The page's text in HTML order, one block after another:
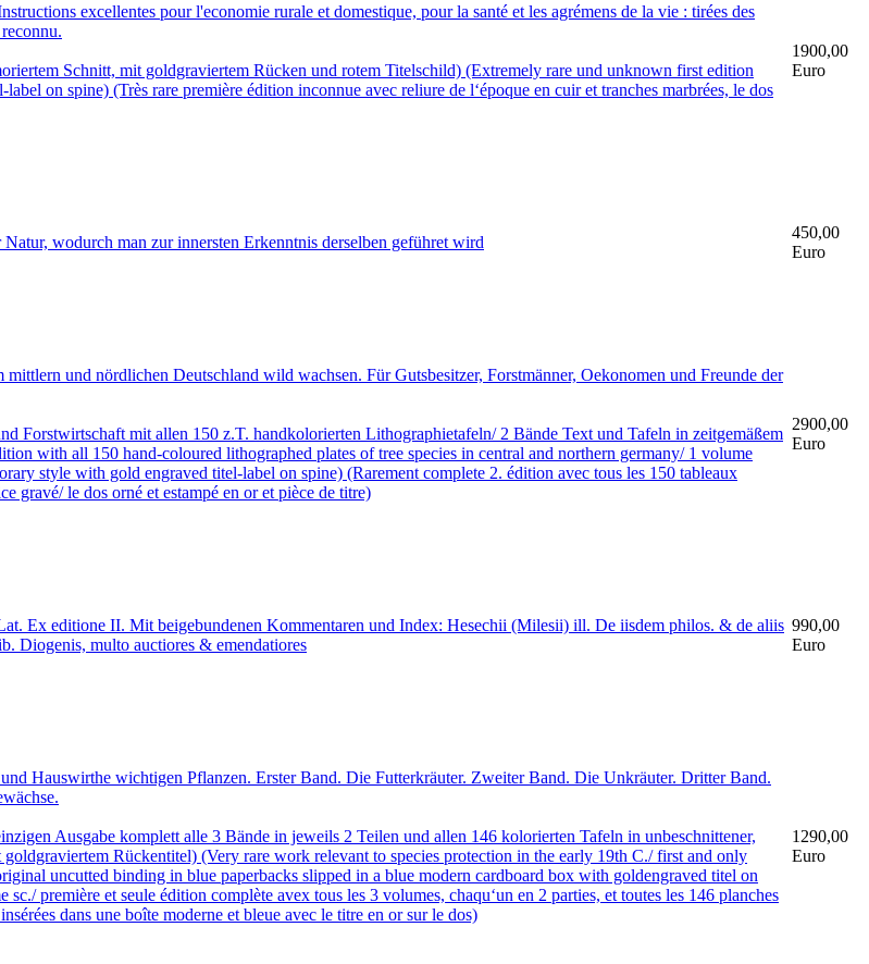
excellentes pour l'economie rurale et domestique, pour la santé et les agrémens de la vie : tirées des
Schnitt, mit goldgraviertem Rücken und rotem Titelschild) (Extremely rare und unknown first edition
on spine) (Très rare première édition inconnue avec reliure de l‘époque en cuir et tranches marbrées, le dos
1900,00
Euro
wodurch man zur innersten Erkenntnis derselben geführet wird
450,00
Euro
und nördlichen Deutschland wild wachsen. Für Gutsbesitzer, Forstmänner, Oekonomen und Freunde der
Forstwirtschaft mit allen 150 z.T. handkolorierten Lithographietafeln/ 2 Bände Text und Tafeln in zeitgemäßem
with all 150 hand-coloured lithographed plates of tree species in central and northern germany/ 1 volume
style with gold engraved titel-label on spine) (Rarement complete 2. édition avec tous les 150 tableaux
gravé/ le dos orné et estampé en or et pièce de titre)
2900,00
Euro
Ex editione II. Mit beigebundenen Kommentaren und Index: Hesechii (Milesii) ill. De iisdem philos. & de aliis
Diogenis, multo auctiores & emendatiores
990,00
Euro
Hauswirthe wichtigen Pflanzen. Erster Band. Die Futterkräuter. Zweiter Band. Die Unkräuter. Dritter Band.
Ausgabe komplett alle 3 Bände in jeweils 2 Teilen und allen 146 kolorierten Tafeln in unbeschnittener,
Rückentitel) (Very rare work relevant to species protection in the early 19th C./ first and only
uncutted binding in blue paperbacks slipped in a blue modern cardboard box with goldengraved titel on
première et seule édition complète avex tous les 3 volumes, chaqu‘un en 2 parties, et toutes les 146 planches
dans une boîte moderne et bleue avec le titre en or sur le dos)
1290,00
Euro